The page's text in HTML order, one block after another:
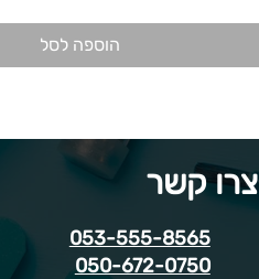
הוספה לסל
צרו קשר
053-555-8565
050-672-0750